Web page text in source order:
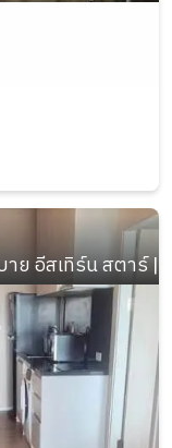
ย อีสเทิร์น สตาร์